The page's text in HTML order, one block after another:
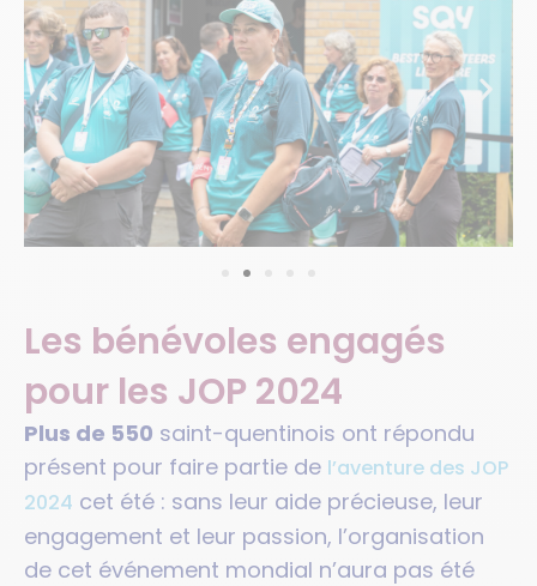
Les bénévoles engagés
pour les JOP 2024
Plus de 550 saint-quentinois ont répondu
présent pour faire partie de l’aventure des JOP
2024 cet été : sans leur aide précieuse, leur
engagement et leur passion, l’organisation
de cet événement mondial n’aura pas été